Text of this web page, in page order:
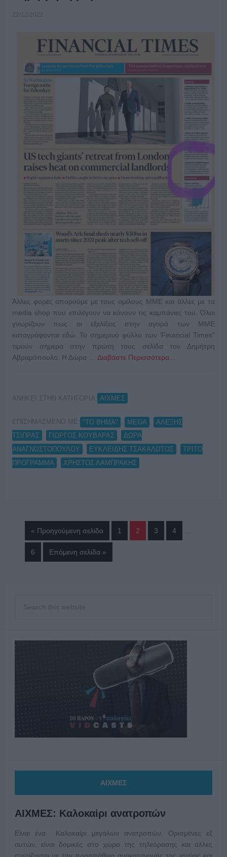
22/12/2022
Άλλες φορές απορούμε με τους ομίλους ΜΜΕ και άλλες με τα
media shop που επιλέγουν να κάνουν τις καμπάνιες του. Όλοι
γνωρίζουν πως οι εξελίξεις στην αγορά των ΜΜΕ
καταγράφονται εδώ. Το σημερινό φύλλο των 'Financial Times"
τιμούν σήμερα στην πρώτη τους σελίδα τον Δημήτρη
Αβραμόπουλο. Η Δώρα … Διαβάστε Περισσότερα...
ΑΝΗΚΕΙ ΣΤΗΝ ΚΑΤΗΓΟΡΙΑ: ΑΙΧΜΕΣ
ΕΠΙΣΗΜΑΣΜΕΝΟ ΜΕ: "ΤΟ ΒΗΜΑ" MEGA
ΑΛΕΞΗΣ
ΤΣΙΠΡΑΣ
ΓΙΩΡΓΟΣ ΚΟΥΒΑΡΑΣ
ΔΩΡΑ
ΑΝΑΓΝΩΣΤΟΠΟΥΛΟΥ
ΕΥΚΛΕΙΔΗΣ ΤΣΑΚΑΛΩΤΟΣ
ΤΡΙΤΟ
ΠΡΟΓΡΑΜΜΑ
ΧΡΗΣΤΟΣ ΛΑΜΠΡΑΚΗΣ
« Προηγούμενη σελίδα 1 2 3 4
6 Επόμενη σελίδα »
ΑΙΧΜΕΣ
ΑΙΧΜΕΣ: Καλοκαίρι ανατροπών
Είναι ένα Καλοκαίρι μεγάλων ανατροπών. Ορισμένες εξ
αυτών, είναι δομικές στο χώρο της τηλεόρασης και άλλες
σχετίζονται με την προσπάθεια ανακατανομής της ισχύος και